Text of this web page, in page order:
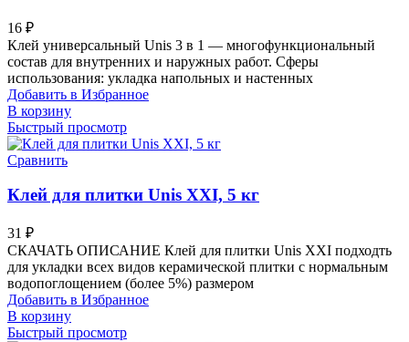
16 ₽
Клей универсальный Unis 3 в 1 — многофункциональный
состав для внутренних и наружных работ. Сферы
использования: укладка напольных и настенных
Добавить в Избранное
В корзину
Быстрый просмотр
Сравнить
Клей для плитки Unis XXI, 5 кг
31 ₽
СКАЧАТЬ ОПИСАНИЕ Клей для плитки Unis XXI подходть
для укладки всех видов керамической плитки с нормальным
водопоглощением (более 5%) размером
Добавить в Избранное
В корзину
Быстрый просмотр